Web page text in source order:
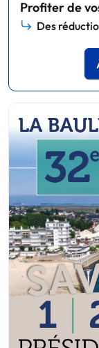
Profiter de
Des